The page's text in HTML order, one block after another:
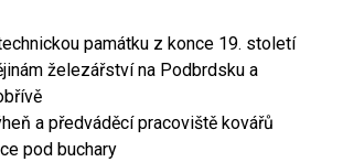
památku z konce 19. století
železářství na Podbrdsku a
a předváděcí pracoviště kovářů
pod buchary